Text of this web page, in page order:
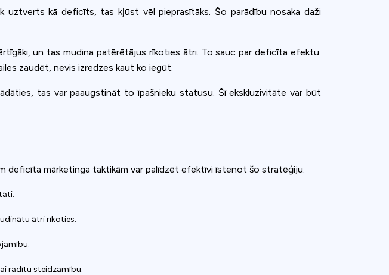
uztverts kā deficīts, tas kļūst vēl pieprasītāks. Šo parādību nosaka daži
un tas mudina patērētājus rīkoties ātri. To sauc par deficīta efektu.
zaudēt, nevis izredzes kaut ko iegūt.
tas var paaugstināt to īpašnieku statusu. Šī ekskluzivitāte var būt
deficīta mārketinga taktikām var palīdzēt efektīvi īstenot šo stratēģiju.
ātri rīkoties.
radītu steidzamību.